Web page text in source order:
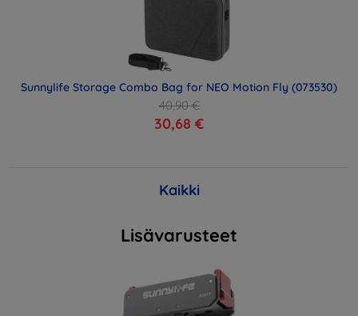
Sunnylife Storage Combo Bag for NEO Motion Fly (073530)
40,90 €
30,68 €
Kaikki
Lisävarusteet